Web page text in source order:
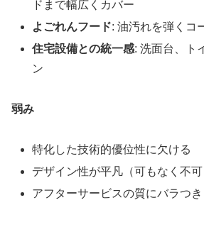
ドまで幅広くカバー
よごれんフード: 油汚れを弾くコ
住宅設備との統一感: 洗面台、ト
ン
弱み
特化した技術的優位性に欠ける
デザイン性が平凡（可もなく不可
アフターサービスの質にバラつき